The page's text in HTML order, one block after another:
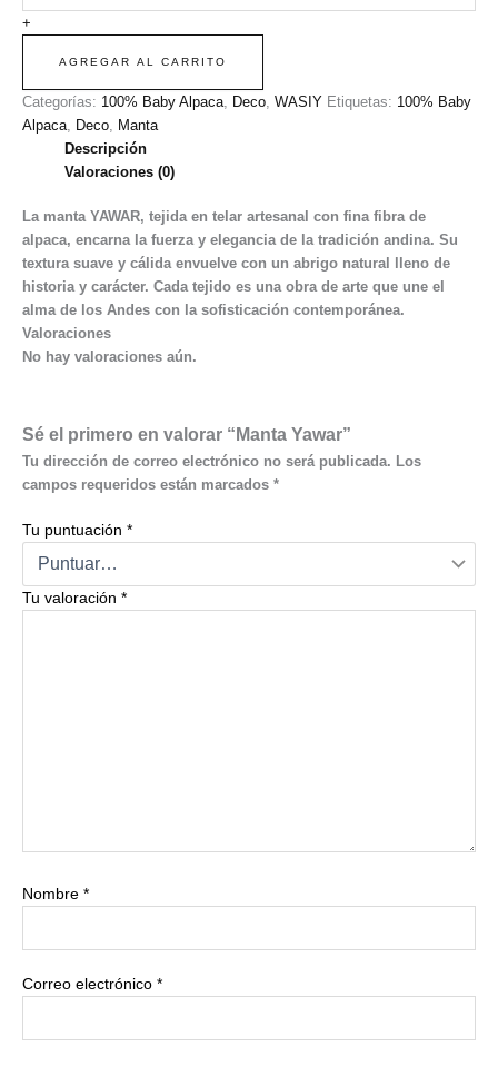
+
AGREGAR AL CARRITO
Categorías: 100% Baby Alpaca Deco WASIY Etiquetas: 100% Baby
Alpaca Deco Manta
Descripción
Valoraciones (0)
La manta YAWAR, tejida en telar artesanal con fina fibra de
alpaca, encarna la fuerza y elegancia de la tradición andina. Su
textura suave y cálida envuelve con un abrigo natural lleno de
historia y carácter. Cada tejido es una obra de arte que une el
alma de los Andes con la sofisticación contemporánea.
Valoraciones
No hay valoraciones aún.
Sé el primero en valorar “Manta Yawar”
Tu dirección de correo electrónico no será publicada. Los
campos requeridos están marcados *
Tu puntuación *
Tu valoración *
Nombre *
Correo electrónico *